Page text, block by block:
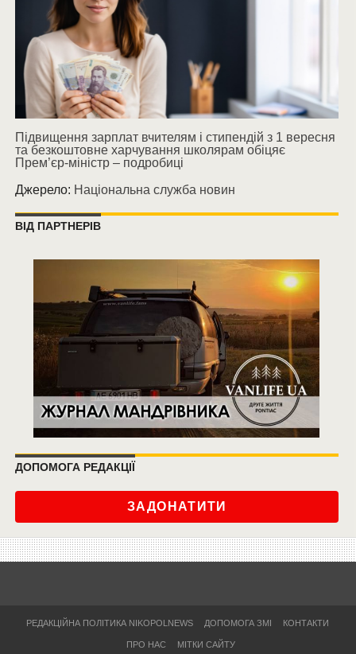
Підвищення зарплат вчителям і стипендій з 1 вересня
та безкоштовне харчування школярам обіцяє
Прем’єр-міністр – подробиці
Джерело: Національна служба новин
ВІД ПАРТНЕРІВ
ДОПОМОГА РЕДАКЦІЇ
ЗАДОНАТИТИ
РЕДАКЦІЙНА ПОЛІТИКА NIKOPOLNEWS ДОПОМОГА ЗМІ КОНТАКТИ
ПРО НАС МІТКИ САЙТУ